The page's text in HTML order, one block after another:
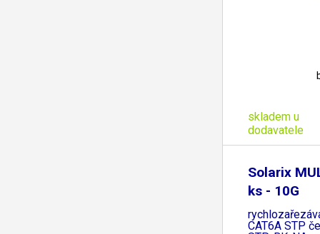
skladem u
dodavatele
Solarix
ks - 10G
CAT6A STP